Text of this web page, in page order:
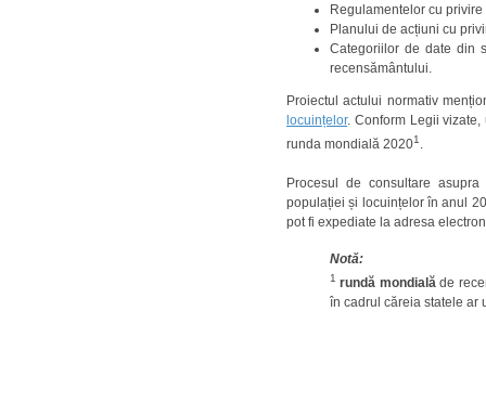
Regulamentelor cu
Planului de acțiuni cu
Categoriilor de date din
recensământului.
Proiectul actului normativ
locuințelor. Conform Legii
runda mondială 20201 .
Procesul de consultare
populației și locuințelor în anul
pot fi expediate la adresa
Notă:
1 rundă mondialăde
în cadrul căreia statele ar